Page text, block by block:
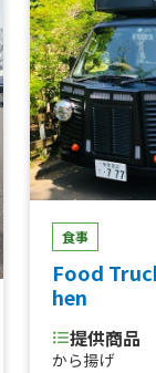
食事
Food
hen
提供商品
から揚げ